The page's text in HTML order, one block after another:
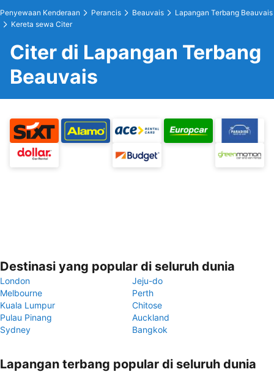
Penyewaan Kenderaan Perancis Beauvais
Lapangan Terbang Beauvais
Kereta sewa Citer
Citer di Lapangan Terbang
Beauvais
Destinasi yang popular di seluruh dunia
London
Jeju-do
Melbourne
Perth
Kuala Lumpur
Chitose
Pulau Pinang
Auckland
Sydney
Bangkok
Lapangan terbang popular di seluruh dunia